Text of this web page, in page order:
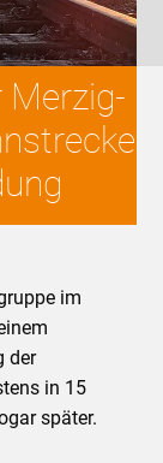
im
der
in 15
später.